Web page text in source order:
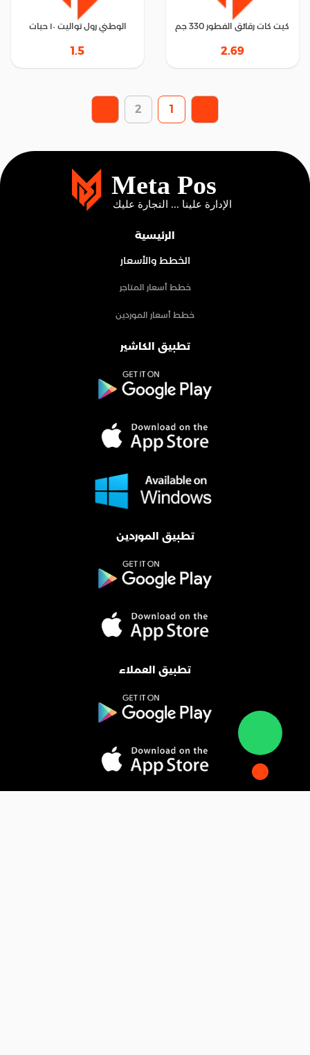
كيت كات رقائق الفطور 330 جم
2.69
الوطني رول تواليت ١٠ حبات
1.5
1
2
الرئيسية
الخطط والأسعار
خطط أسعار المتاجر
خطط أسعار الموردين
تطبيق الكاشير
تطبيق الموردين
تطبيق العملاء